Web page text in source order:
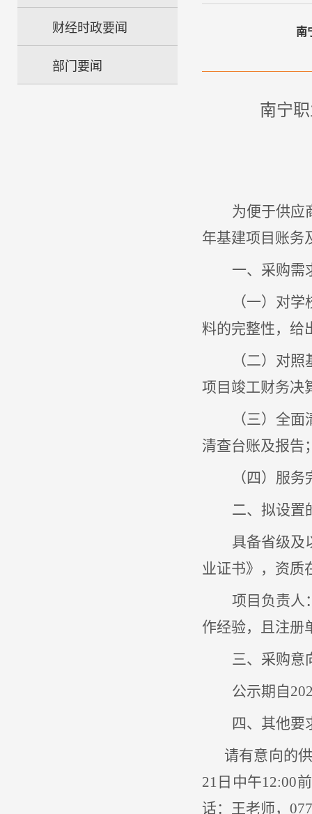
财经时政要闻
部门要闻
南
南宁
为便于供应
年基建项目 账务
一、采购需
（一）对学
料的完整性，给
（二）对
项目竣工财务决
（三）全面
清查台账及报告
（四）服
二、拟设置
具备省级及
业证书》，资质
项目负责人
作经验，且注册
三、采购意
公示期自
四、其他要
请有意向的
21日中午12:00
话：王老师，